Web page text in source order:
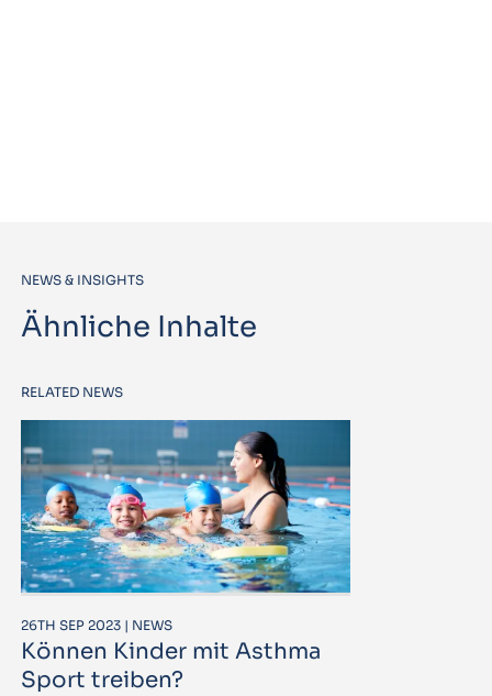
NEWS & INSIGHTS
Ähnliche Inhalte
RELATED NEWS
26TH SEP 2023 | NEWS
Können Kinder mit Asthma
Sport treiben?